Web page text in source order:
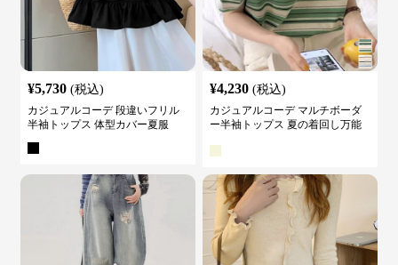
¥5,730 (税込)
カジュアルコーデ 段違いフリル
半袖トップス 体型カバー夏服
¥4,230 (税込)
カジュアルコーデ マルチボーダ
ー半袖トップス 夏の着回し万能